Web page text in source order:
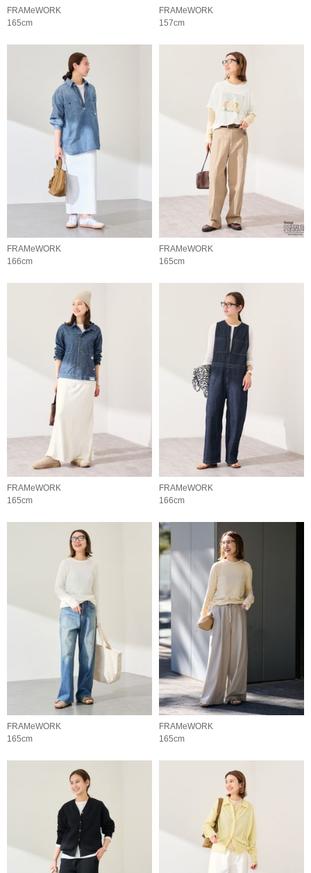
FRAMeWORK
165cm
FRAMeWORK
157cm
FRAMeWORK
166cm
FRAMeWORK
165cm
FRAMeWORK
165cm
FRAMeWORK
166cm
FRAMeWORK
165cm
FRAMeWORK
165cm